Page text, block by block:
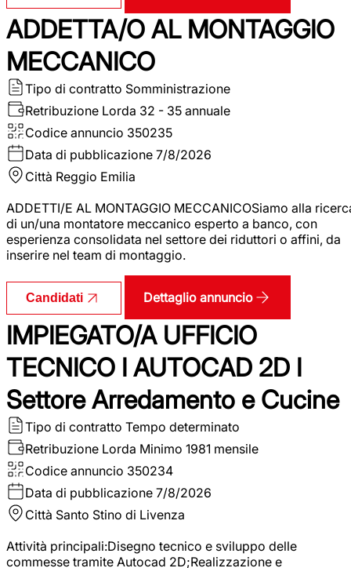
ADDETTA/O AL MONTAGGIO
MECCANICO
Tipo di contratto Somministrazione
Retribuzione Lorda 32 - 35 annuale
Codice annuncio 350235
Data di pubblicazione 7/8/2026
Città Reggio Emilia
ADDETTI/E AL MONTAGGIO MECCANICOSiamo alla
di un/una montatore meccanico esperto a banco, con
esperienza consolidata nel settore dei riduttori o affini, da
inserire nel team di montaggio.
Candidati Dettaglio annuncio
IMPIEGATO/A UFFICIO
TECNICO I AUTOCAD 2D I
Settore Arredamento e Cucine
Tipo di contratto Tempo determinato
Retribuzione Lorda Minimo 1981 mensile
Codice annuncio 350234
Data di pubblicazione 7/8/2026
Città Santo Stino di Livenza
Attività principali:Disegno tecnico e sviluppo delle
commesse tramite Autocad 2D;Realizzazione e